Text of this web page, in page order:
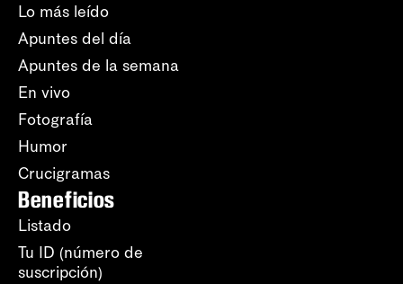
Lo más leído
Apuntes del día
Apuntes de la semana
En vivo
Fotografía
Humor
Crucigramas
Beneficios
Listado
Tu ID (número de
suscripción)